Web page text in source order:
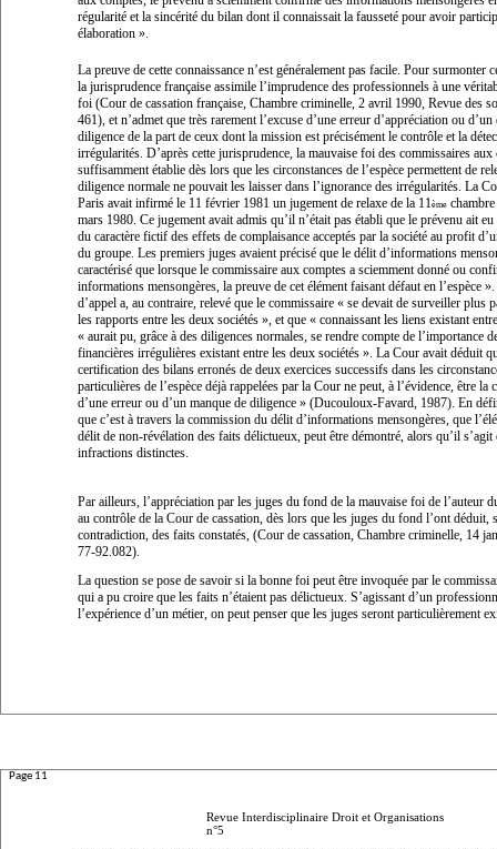
régularité et la sincérité du bilan dont il connaissait la fausseté pour avoir
élaboration ».
La preuve de cette connaissance n’est généralement pas facile. Pour surmonter
la jurisprudence française assimile l’imprudence des professionnels à une
foi (Cour de cassation française, Chambre criminelle, 2 avril 1990, Revue des
461), et n’admet que très rarement l’excuse d’une erreur d’appréciation ou d’un
diligence de la part de ceux dont la mission est précisément le contrôle et la
irrégularités. D’après cette jurisprudence, la mauvaise foi des commissaires aux
suffisamment établie dès lors que les circonstances de l’espèce permettent de
diligence normale ne pouvait les laisser dans l’ignorance des irrégularités. La
Paris avait infirmé le 11 février 1981 un jugement de relaxe de la 11ème
mars 1980. Ce jugement avait admis qu’il n’était pas établi que le prévenu ait eu
du caractère fictif des effets de complaisance acceptés par la société au profit
du groupe. Les premiers juges avaient précisé que le délit d’informations
caractérisé que lorsque le commissaire aux comptes a sciemment donné ou
informations mensongères, la preuve de cet élément faisant défaut en l’espèce
d’appel a, au contraire, relevé que le commissaire « se devait de surveiller plus
les rapports entre les deux sociétés », et que « connaissant les liens existant
« aurait pu, grâce à des diligences normales, se rendre compte de l’importance
financières irrégulières existant entre les deux sociétés ». La Cour avait déduit
certification des bilans erronés de deux exercices successifs dans les
particulières de l’espèce déjà rappelées par la Cour ne peut, à l’évidence, être la
d’une erreur ou d’un manque de diligence » (Ducouloux-Favard, 1987). En
que c’est à travers la commission du délit d’informations mensongères, que
délit de non-révélation des faits délictueux, peut être démontré, alors qu’il s’agit
infractions distinctes.
Par ailleurs, l’appréciation par les juges du fond de la mauvaise foi de l’auteur
au contrôle de la Cour de cassation, dès lors que les juges du fond l’ont déduit,
contradiction, des faits constatés, (Cour de cassation, Chambre criminelle, 14
77-92.082).
La question se pose de savoir si la bonne foi peut être invoquée par le
qui a pu croire que les faits n’étaient pas délictueux. S’agissant d’un
l’expérience d’un métier, on peut penser que les juges seront particulièrement
Page 11
Revue Interdisciplinaire Droit et Organisations
n°5